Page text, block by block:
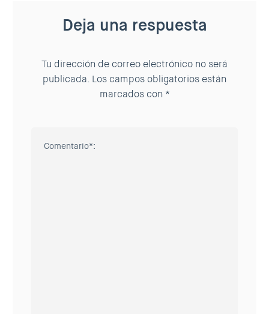
Deja una respuesta
Tu dirección de correo electrónico no será
publicada. Los campos obligatorios están
marcados con *